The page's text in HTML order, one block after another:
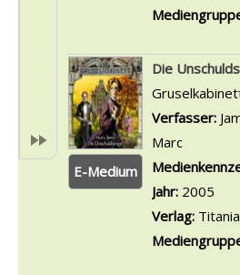
E-Medium
Die
Verfasser:
Marc
Jahr: 2005
Verlag: